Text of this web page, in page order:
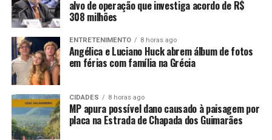
No comunicado, o ministério reforçou ainda a
importância da vacinação contra a dengue como
estratégia preventiva, “embora a disponibilidade de
doses ainda dependa do fornecimento pelos
fabricantes”. Atualmente, o imunizante Qdenga está
disponível no Sistema Único de Saúde (SUS) apenas para
crianças e adolescentes com idade entre 10 e 14 anos.
Centro de Operações de
alvo de operação que investiga acordo de R$
308 milhões
ENTRETENIMENTO 8 horas ago
Angélica e Luciano Huck abrem álbum de fotos
em férias com família na Grécia
CIDADES 8 horas ago
MP apura possível dano causado à paisagem por
placa na Estrada de Chapada dos Guimarães